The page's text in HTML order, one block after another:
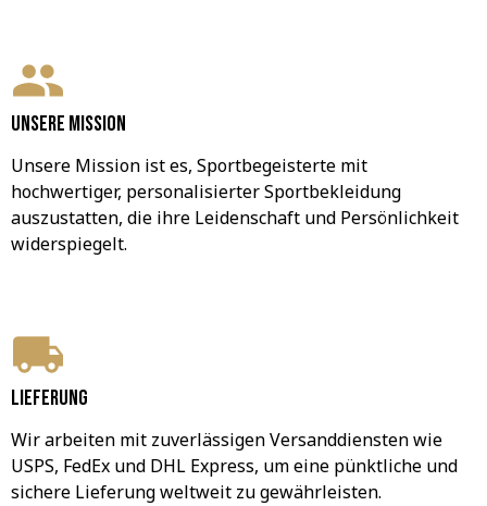
Unsere Mission
Unsere Mission ist es, Sportbegeisterte mit
hochwertiger, personalisierter Sportbekleidung
auszustatten, die ihre Leidenschaft und Persönlichkeit
widerspiegelt.
Lieferung
Wir arbeiten mit zuverlässigen Versanddiensten wie
USPS, FedEx und DHL Express, um eine pünktliche und
sichere Lieferung weltweit zu gewährleisten.